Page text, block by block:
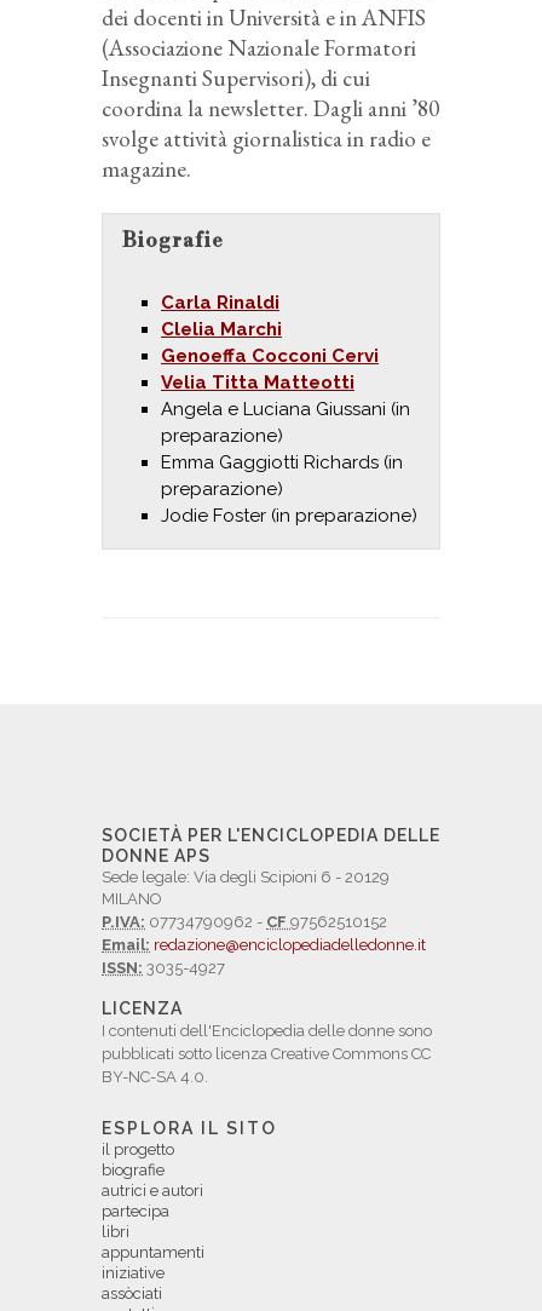
dei docenti in Università e in ANFIS
(Associazione Nazionale Formatori
Insegnanti Supervisori), di cui
coordina la newsletter. Dagli anni ’80
svolge attività giornalistica in radio e
magazine.
Biografie
Carla Rinaldi
Clelia Marchi
Genoeffa Cocconi Cervi
Velia Titta Matteotti
Angela e Luciana Giussani (in
preparazione)
Emma Gaggiotti Richards (in
preparazione)
Jodie Foster (in preparazione)
SOCIETÀ PER L'ENCICLOPEDIA DELLE
DONNE APS
Sede legale: Via degli Scipioni 6 - 20129
MILANO
P.IVA: 07734790962 - CF 97562510152
Email: redazione@enciclopediadelledonne.it
ISSN: 3035-4927
LICENZA
I contenuti dell'Enciclopedia delle donne sono
pubblicati sotto licenza Creative Commons CC
BY-NC-SA 4.0.
ESPLORA IL SITO
il progetto
biografie
autrici e autori
partecipa
libri
appuntamenti
iniziative
assòciati